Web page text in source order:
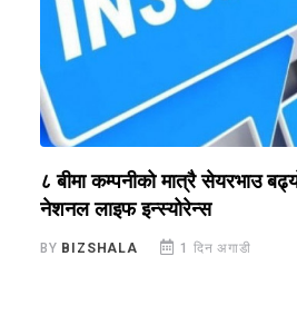
८ बीमा कम्पनीको मात्रै सेयरभाउ
नेशनल लाइफ इन्स्योरेन्स
BY BIZSHALA 1 दिन अगाडी